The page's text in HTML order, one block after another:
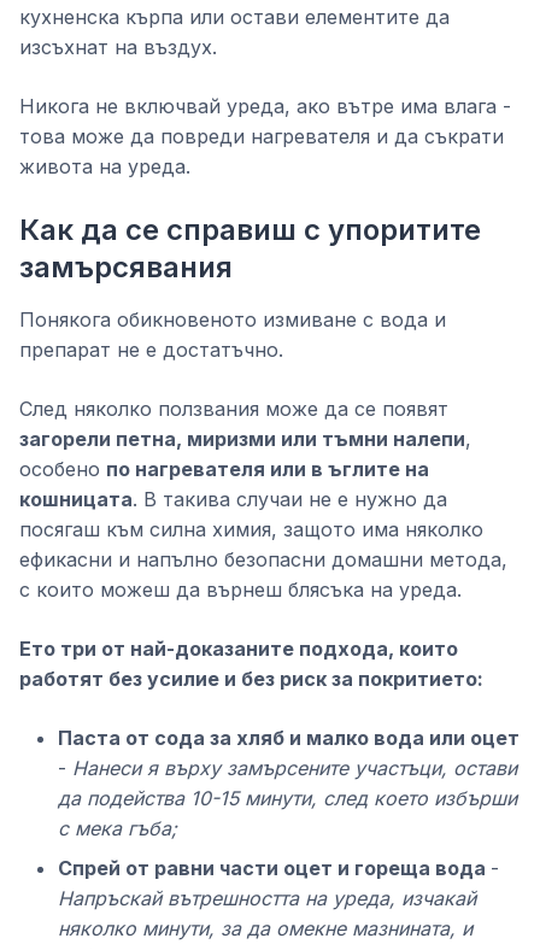
кухненска кърпа или остави елементите да
изсъхнат на въздух.
Никога не включвай уреда, ако вътре има влага -
това може да повреди нагревателя и да съкрати
живота на уреда.
Как да се справиш с упоритите
замърсявания
Понякога обикновеното измиване с вода и
препарат не е достатъчно.
След няколко ползвания може да се появят
загорели петна, миризми или тъмни налепи,
особено по нагревателя или в ъглите на
кошницата. В такива случаи не е нужно да
посягаш към силна химия, защото има няколко
ефикасни и напълно безопасни домашни метода,
с които можеш да върнеш блясъка на уреда.
Ето три от най-доказаните подхода, които
работят без усилие и без риск за покритието:
Паста от сода за хляб и малко вода или оцет
- Нанеси я върху замърсените участъци, остави
да подейства 10-15 минути, след което избърши
с мека гъба;
Спрей от равни части оцет и гореща вода -
Напръскай вътрешността на уреда, изчакай
няколко минути, за да омекне мазнината, и